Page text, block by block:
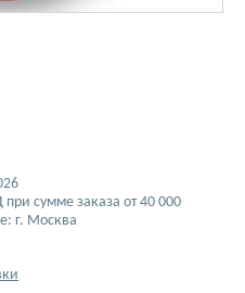
сумме заказа от 40 000
г. Москва